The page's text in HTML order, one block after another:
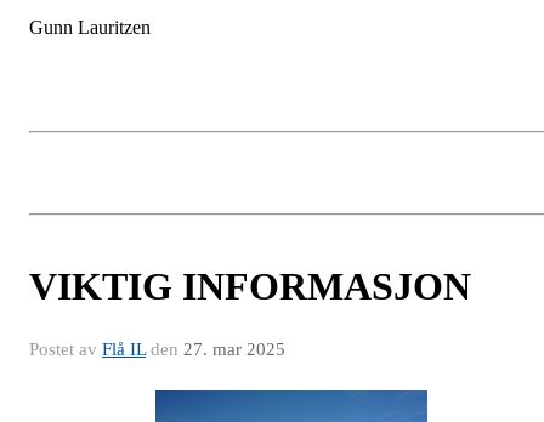
Gunn Lauritzen
VIKTIG INFORMASJON
Postet av Flå ILden 27. mar 2025